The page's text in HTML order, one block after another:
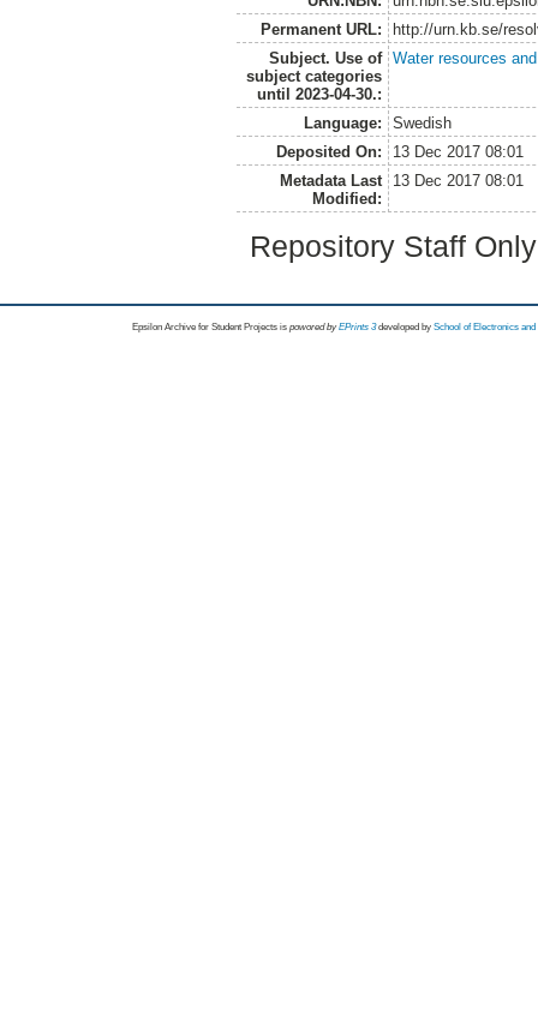
Permanent URL:
http://urn.kb.se/
Subject. Use of
subject categories
until 2023-04-30.:
Water resources
Language:
Swedish
Deposited On:
13 Dec 2017 08:01
Metadata Last
Modified:
13 Dec 2017 08:01
Repository Staff
Epsilon Archive for Student Projects is powored byEPrints 3 developed by School of Electronics